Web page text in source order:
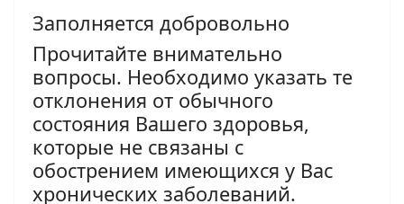
Заполняется добровольно
Прочитайте внимательно
вопросы. Необходимо указать те
отклонения от обычного
состояния Вашего здоровья,
которые не связаны с
обострением имеющихся у Вас
хронических заболеваний.